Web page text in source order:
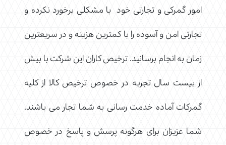
امور گمرکی و تجارتی خود با مشکلی برخورد نکرده و
تجارتی امن و آسوده را با کمترین هزینه و در سریعترین
زمان به انجام برسانید. ترخیص کاران این شرکت با بیش
از بیست سال تجربه در خصوص ترخیص کالا از کلیه
گمرکات آماده خدمت رسانی به شما تجار می باشند.
شما عزیزان برای هرگونه پرسش و پاسخ در خصوص